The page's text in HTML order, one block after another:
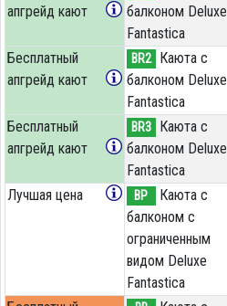
апгрейд кают
балконом Deluxe
Fantastica
Бесплатный
апгрейд кают
BR2
Каюта с
балконом Deluxe
Fantastica
Бесплатный
апгрейд кают
BR3
Каюта с
балконом Deluxe
Fantastica
Лучшая цена BP
Каюта с
балконом c
ограниченным
видом Deluxe
Fantastica